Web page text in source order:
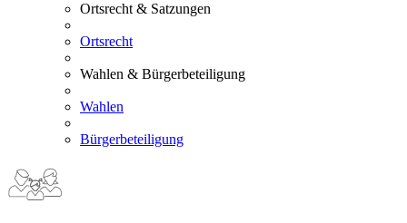
Ortsrecht & Satzungen
Ortsrecht
Wahlen & Bürgerbeteiligung
Wahlen
Bürgerbeteiligung